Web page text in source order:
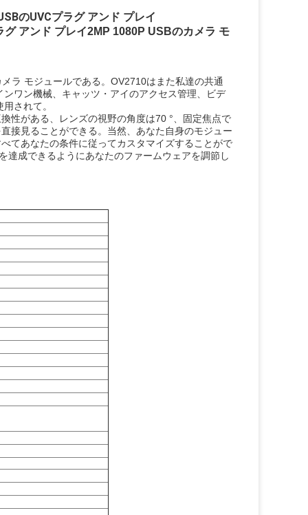
のUVCプラグ アンド プレイ
アンド プレイ2MP 1080P USBのカメラ モ
ラ モジュールである。OV2710はまた私達の共通
ワン機械、キャッツ・アイのアクセス管理、ビデ
されて。
性がある、レンズの視野の角度は70 °、固定焦点で
接見ることができる。当然、あなた自身のモジュー
てあなたの条件に従ってカスタマイズすることがで
達成できるようにあなたのファームウェアを調節し